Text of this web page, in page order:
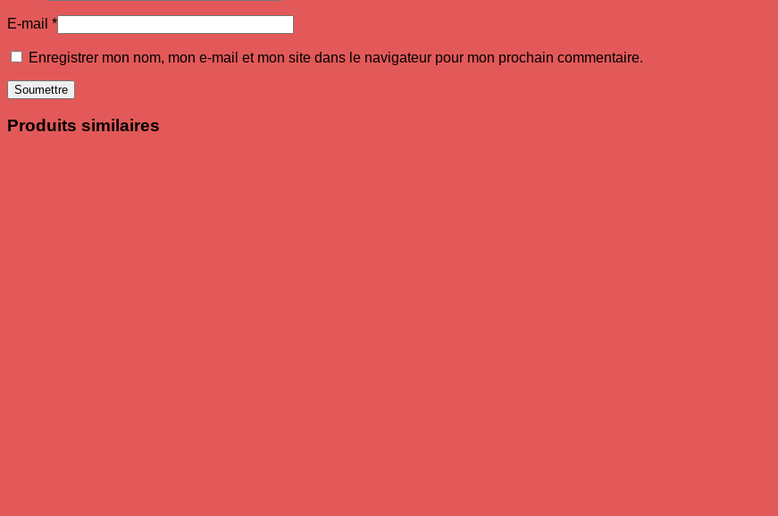
E-mail *
Enregistrer mon nom, mon e-mail et mon site dans le navigateur pour mon prochain commentaire.
Produits similaires